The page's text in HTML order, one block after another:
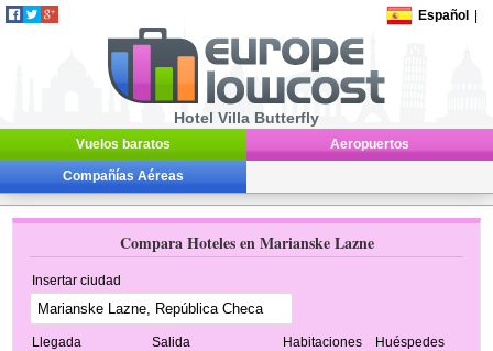
Español
Hotel Villa Butterfly
Vuelos baratos Aeropuertos
Compañías Aéreas
Compara Hoteles en Marianske Lazne
Insertar ciudad
Llegada Salida Habitaciones Huéspedes